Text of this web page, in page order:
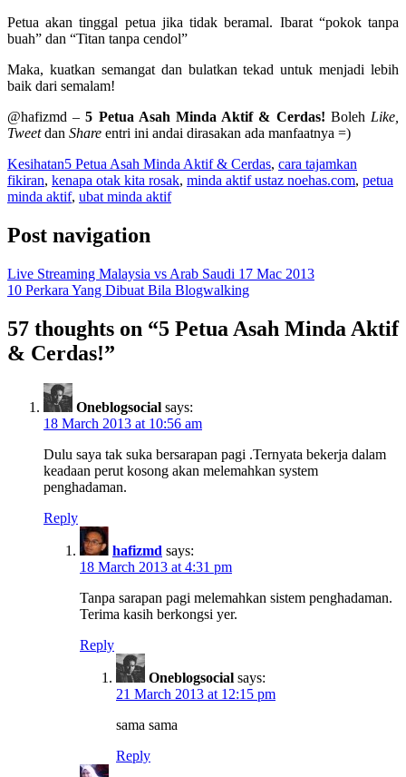
Petua akan tinggal petua jika tidak beramal. Ibarat “pokok tanpa
buah” dan “Titan tanpa cendol”
Maka, kuatkan semangat dan bulatkan tekad untuk menjadi lebih
baik dari semalam!
@hafizmd –5 Petua Asah Minda Aktif & Cerdas! Boleh Like,
Tweetdan Share entri ini andai dirasakan ada manfaatnya =)
Kesihatan5 Petua Asah Minda Aktif & Cerdas, cara tajamkan
fikiran, kenapa otak kita rosak, minda aktif ustaz noehas.com, petua
minda aktif, ubat minda aktif
Post navigation
Live Streaming Malaysia vs Arab Saudi 17 Mac 2013
10 Perkara Yang Dibuat Bila Blogwalking
57 thoughts on “5 Petua Asah Minda Aktif
& Cerdas!”
Oneblogsocial says:
18 March 2013 at 10:56 am
Dulu saya tak suka bersarapan pagi .Ternyata bekerja dalam
keadaan perut kosong akan melemahkan system
penghadaman.
Reply
hafizmd says:
18 March 2013 at 4:31 pm
Tanpa sarapan pagi melemahkan sistem penghadaman.
Terima kasih berkongsi yer.
Reply
Oneblogsocial says:
21 March 2013 at 12:15 pm
sama sama
Reply